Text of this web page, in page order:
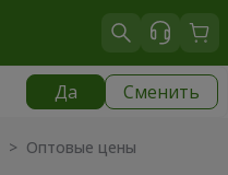
Да Сменить
> Оптовые цены